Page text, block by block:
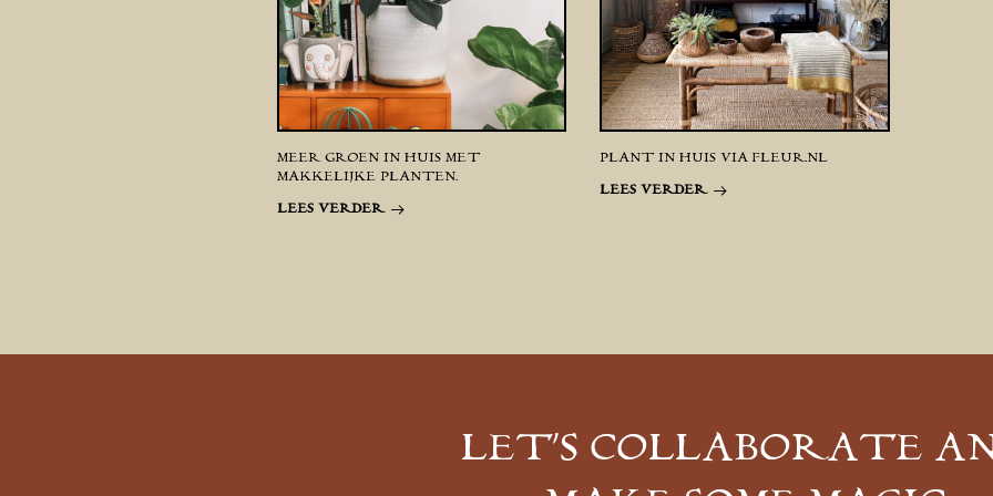
MEER GROEN IN HUIS MET
MAKKELIJKE PLANTEN.
LEES VERDER
PLANT IN HUIS VIA FLEUR.NL
LEES VERDER
LET’S COLLABORATE